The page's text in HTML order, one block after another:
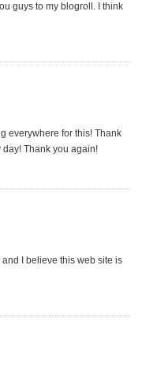
guys to my blogroll. I think
everywhere for this! Thank
day! Thank you again!
and I believe this web site is